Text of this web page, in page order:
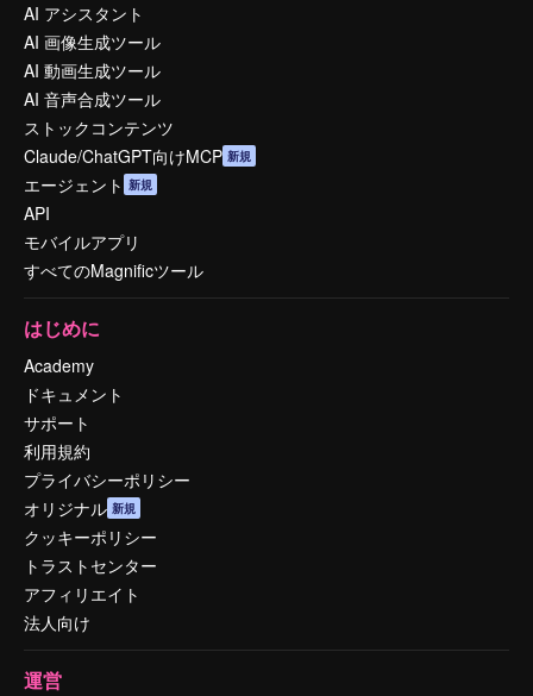
AI アシスタント
AI 画像生成ツール
AI 動画生成ツール
AI 音声合成ツール
ストックコンテンツ
Claude/ChatGPT向けMCP 新規
エージェント 新規
API
モバイルアプリ
すべてのMagnificツール
はじめに
Academy
ドキュメント
サポート
利用規約
プライバシーポリシー
オリジナル 新規
クッキーポリシー
トラストセンター
アフィリエイト
法人向け
運営